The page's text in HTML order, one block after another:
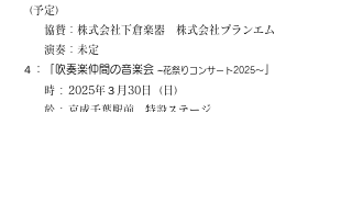
（予定）
協賛：株式会社下倉楽器 株式会社プランエム
​ 演奏：未定
４：
「吹奏楽仲間の音楽会 ~花祭りコンサート2025～
時 : 2025年３月30日（日）
於 : 京成千葉駅前 特設ステージ